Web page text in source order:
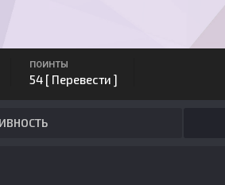
ПОИНТЫ
54 [ Перевести ]